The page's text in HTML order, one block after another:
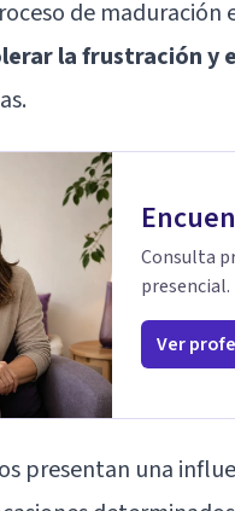
de maduración
la frustración y
Consulta
presencial.
Ver
presentan una